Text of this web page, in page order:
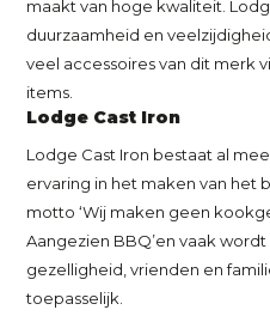
maakt van hoge kwaliteit.
duurzaamheid en
veel accessoires van dit merk
items.
Lodge Cast Iron
Lodge Cast Iron bestaat al
ervaring in het maken van het
motto ‘Wij maken geen
Aangezien BBQ’en vaak
gezelligheid, vrienden en
toepasselijk.